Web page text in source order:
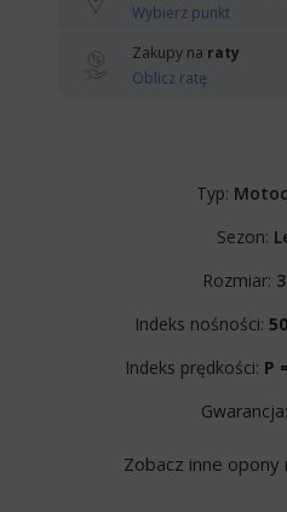
Wybierz punkt
Zakupy na raty
Oblicz ratę
Typ:
Sezon:
Rozmiar:
Indeks nośności:
Indeks prędkości: P
Gwarancja:
Zobacz inne opony